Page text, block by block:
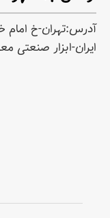
آدرس:تهران-خ امام
ایران-ابزار صنعتی
ساعات
شنبه تا